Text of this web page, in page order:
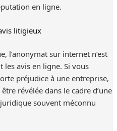
en ligne.
litigieux
l’anonymat sur internet n’est
avis en ligne. Si vous
préjudice à une entreprise,
révélée dans le cadre d’une
souvent méconnu